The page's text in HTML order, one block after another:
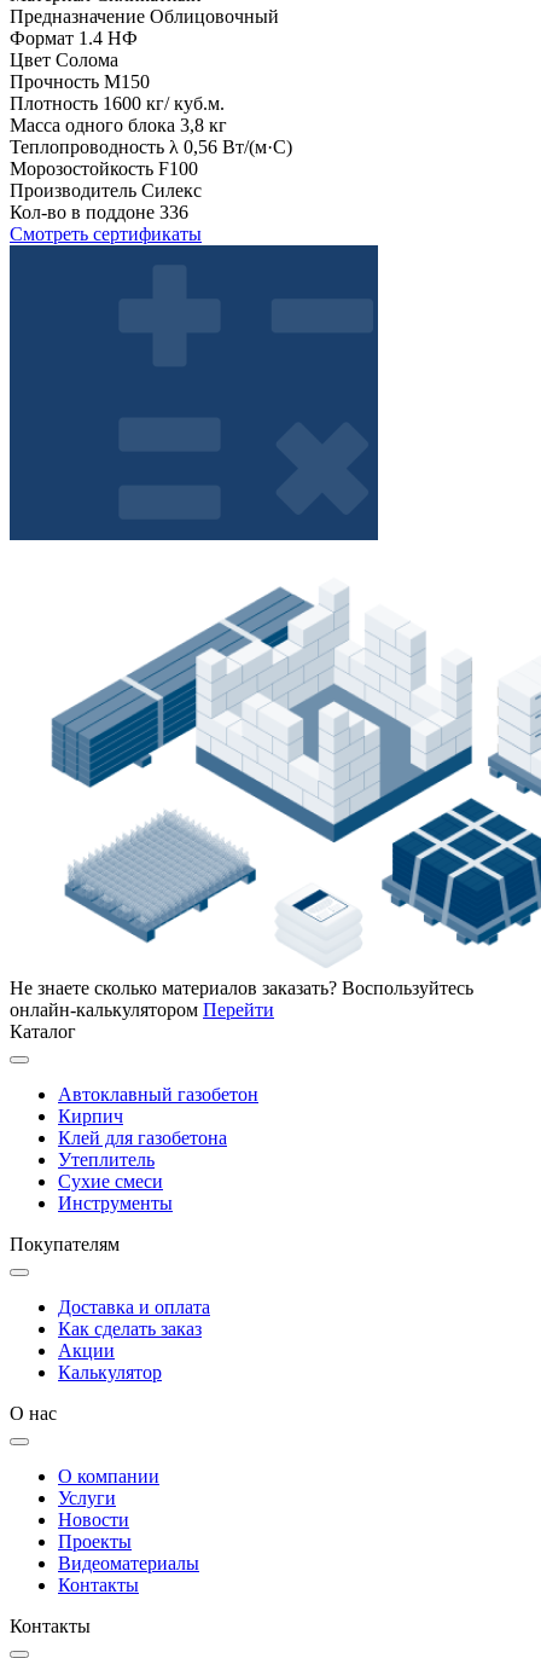
Предназначение Облицовочный
Формат 1.4 НФ
Цвет Солома
Прочность М150
Плотность 1600 кг/ куб.м.
Масса одного блока 3,8 кг
Теплопроводность λ 0,56 Вт/(м·С)
Морозостойкость F100
Производитель Силекс
Кол-во в поддоне 336
Смотреть сертификаты
Не знаете сколько материалов заказать? Воспользуйтесь
онлайн-калькулятором Перейти
Каталог
Автоклавный газобетон
Кирпич
Клей для газобетона
Утеплитель
Сухие смеси
Инструменты
Покупателям
Доставка и оплата
Как сделать заказ
Акции
Калькулятор
О нас
О компании
Услуги
Новости
Проекты
Видеоматериалы
Контакты
Контакты